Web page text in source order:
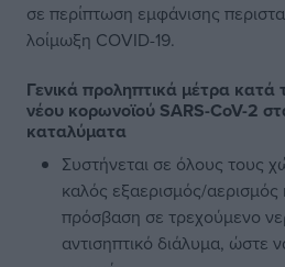
σε περίπτωση εμφάνισης
λοίμωξη COVID-19.
Γενικά προληπτικά μέτρα κατά
νέου κορωνοϊού SARS-CoV-2
καταλύματα
Συστήνεται σε όλους τους
καλός εξαερισμός/
πρόσβαση σε τρεχούμενο
αντισηπτικό διάλυμα, ώστε